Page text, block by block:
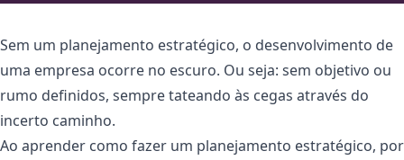
Sem um planejamento estratégico, o desenvolvimento de
uma empresa ocorre no escuro. Ou seja: sem objetivo ou
rumo definidos, sempre tateando às cegas através do
incerto caminho.
Ao aprender como fazer um planejamento estratégico, por